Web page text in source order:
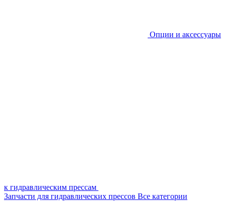
Опции и аксессуары
к гидравлическим прессам
Запчасти для гидравлических прессов Все категории